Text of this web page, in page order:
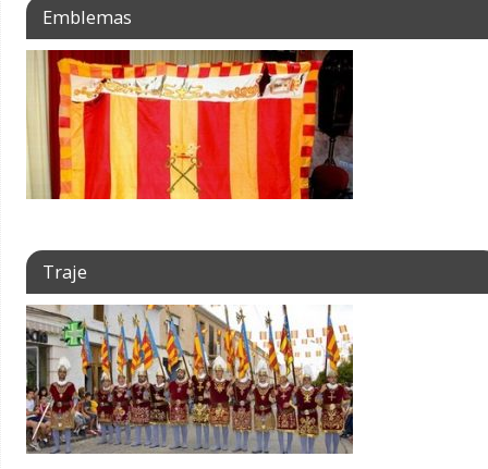
Emblemas
Traje